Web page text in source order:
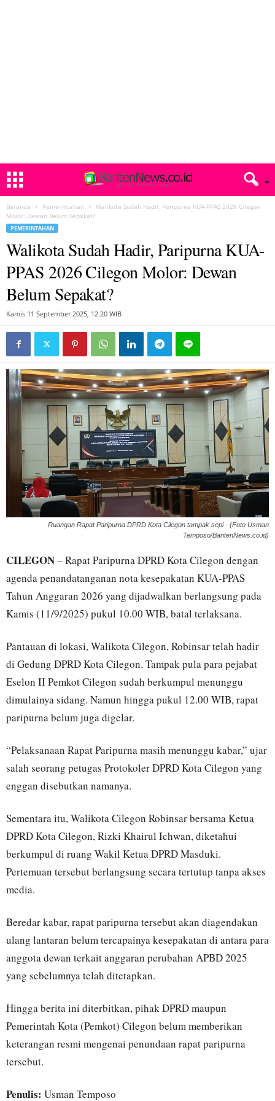
Beranda Pemerintahan
Walikota Sudah Hadir, Paripurna KUA-PPAS 2026 Cilegon
Molor: Dewan Belum Sepakat?
PEMERINTAHAN
Walikota Sudah Hadir, Paripurna KUA-
PPAS 2026 Cilegon Molor: Dewan
Belum Sepakat?
Kamis 11 September 2025, 12:20 WIB
Ruangan Rapat Paripurna DPRD Kota Cilegon tampak sepi - (Foto Usman
Temposo/BantenNews.co.id)
CILEGON– Rapat Paripurna DPRD Kota Cilegon dengan
agenda penandatanganan nota kesepakatan KUA-PPAS
Tahun Anggaran 2026 yang dijadwalkan berlangsung pada
Kamis (11/9/2025) pukul 10.00 WIB, batal terlaksana.
Pantauan di lokasi, Walikota Cilegon, Robinsar telah hadir
di Gedung DPRD Kota Cilegon. Tampak pula para pejabat
Eselon II Pemkot Cilegon sudah berkumpul menunggu
dimulainya sidang. Namun hingga pukul 12.00 WIB, rapat
paripurna belum juga digelar.
“Pelaksanaan Rapat Paripurna masih menunggu kabar,” ujar
salah seorang petugas Protokoler DPRD Kota Cilegon yang
enggan disebutkan namanya.
Sementara itu, Walikota Cilegon Robinsar bersama Ketua
DPRD Kota Cilegon, Rizki Khairul Ichwan, diketahui
berkumpul di ruang Wakil Ketua DPRD Masduki.
Pertemuan tersebut berlangsung secara tertutup tanpa akses
media.
Beredar kabar, rapat paripurna tersebut akan diagendakan
ulang lantaran belum tercapainya kesepakatan di antara para
anggota dewan terkait anggaran perubahan APBD 2025
yang sebelumnya telah ditetapkan.
Hingga berita ini diterbitkan, pihak DPRD maupun
Pemerintah Kota (Pemkot) Cilegon belum memberikan
keterangan resmi mengenai penundaan rapat paripurna
tersebut.
Penulis: Usman Temposo